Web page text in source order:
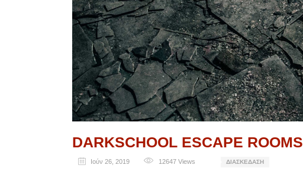
DARKSCHOOL ESCAPE ROOMS
Ιούν 26, 2019 12647 Views ΔΙΑΣΚΈΔΑΣΗ